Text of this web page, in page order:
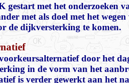
met het onderzoeken
met als doel met het wegen
de dijkversterking te komen.
door het
in de vorm van het
is verder gewerkt aan het